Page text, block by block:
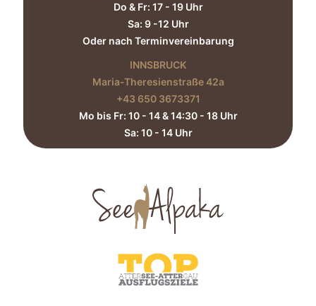
Do & Fr: 17 - 19 Uhr
Sa: 9 -12 Uhr
Oder nach Terminvereinbarung
INNSBRUCK
Maria-Theresienstraße 42a
+43 650 3673371‬
Mo bis Fr: 10 - 14 & 14:30 - 18 Uhr
Sa: 10 - 14 Uhr​